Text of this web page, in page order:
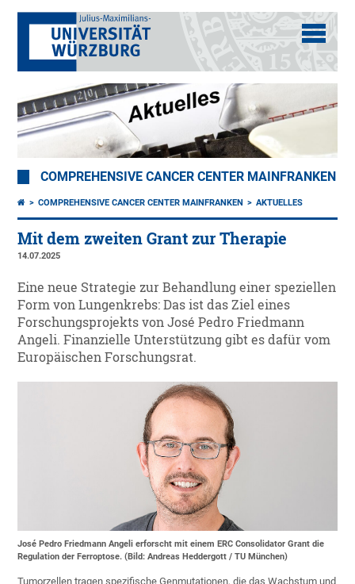
COMPREHENSIVE CANCER CENTER MAINFRANKEN
COMPREHENSIVE CANCER CENTER MAINFRANKEN AKTUELLES
Mit dem zweiten Grant zur Therapie
14.07.2025
Eine neue Strategie zur Behandlung einer speziellen
Form von Lungenkrebs: Das ist das Ziel eines
Forschungsprojekts von José Pedro Friedmann
Angeli. Finanzielle Unterstützung gibt es dafür vom
Europäischen Forschungsrat.
José Pedro Friedmann Angeli erforscht mit einem ERC Consolidator Grant die
Regulation der Ferroptose. (Bild: Andreas Heddergott / TU München)
Tumorzellen tragen spezifische Genmutationen, die das Wachstum und